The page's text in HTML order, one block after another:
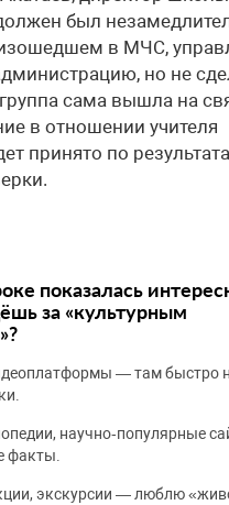
был
в МЧС,
но не
сама вышла на
в отношении учителя
принято по
показалась
за «культурным
— там быстро
научно‑популярные
факты.
экскурсии — люблю